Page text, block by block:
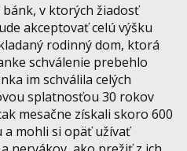
v ktorých žiadosť
akceptovať celú výšku
rodinný dom, ktorá
schválenie prebehlo
im schválila celých
splatnosťou 30 rokov
mesačne získali skoro 600
mohli si opäť užívať